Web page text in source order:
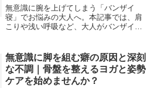
無意識に腕を上げてしまう「バンザイ
寝」でお悩みの大人へ。本記事では、肩
こりや浅い呼吸など、大人がバンザイ寝
トレッチや寝具の選び方など、今日から
実践できる対策で首や肩の不調を和ら
げ、朝までぐっすり眠れる快適な睡眠環
境を叶えましょう。
無意識に脚を組む癖の原因と深刻
な不調｜骨盤を整えるヨガと姿勢
ケアを始めませんか？